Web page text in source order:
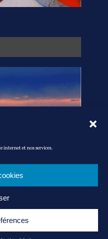
internet et nos services.
POLITIQUE DE COOKIES
FRANÇAIS -|- RÉALISATION